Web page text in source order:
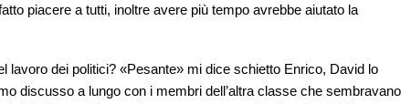
piacere a tutti, inoltre avere più tempo avrebbe aiutato la
lavoro dei politici? «Pesante» mi dice schietto Enrico, David lo
discusso a lungo con i membri dell’altra classe che sembravano